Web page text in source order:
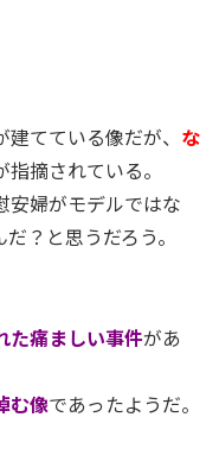
てている像だが、 な
指摘されている。
安婦がモデルではな
？と思うだろう。
た痛ましい事件があ
む像であったようだ。